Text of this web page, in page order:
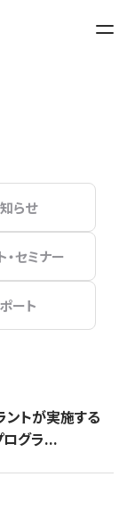
らせ
・セミナー
ート
ントが実施する
ログラ...